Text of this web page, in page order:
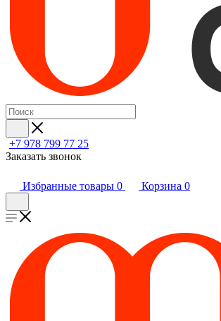
+7 978 799 77 25
Заказать звонок
Избранные товары 0 Корзина 0